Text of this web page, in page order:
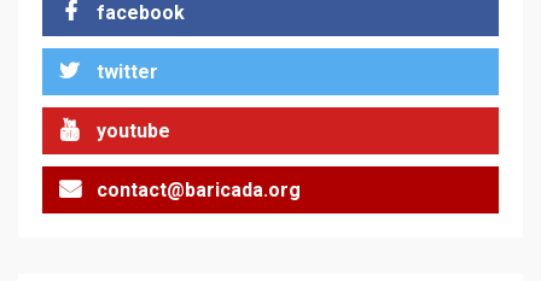
facebook
twitter
youtube
contact@baricada.org